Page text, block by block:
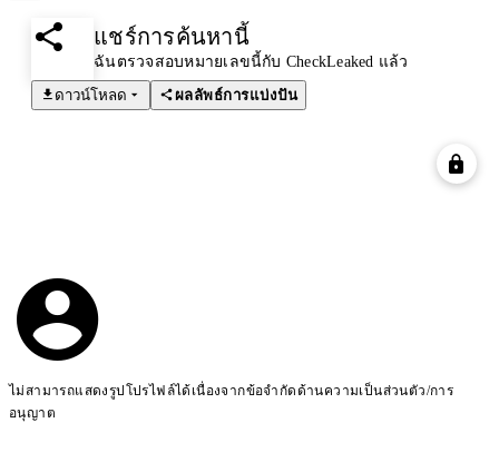
แชร์การค้นหานี้
ฉันตรวจสอบหมายเลขนี้กับ CheckLeaked แล้ว
ดาวน์โหลด
ผลลัพธ์การแบ่งปัน
ไม่สามารถแสดงรูปโปรไฟล์ได้เนื่องจากข้อจำกัดด้านความเป็นส่วนตัว/การ
อนุญาต